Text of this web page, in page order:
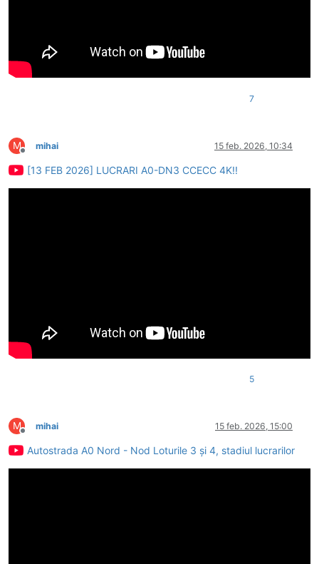
7
M
Deconectat
mihai 15 feb. 2026, 10:34
[13 FEB 2026] LUCRARI A0-DN3 CCECC 4K!!
5
M
Deconectat
mihai 15 feb. 2026, 15:00
Autostrada A0 Nord - Nod Loturile 3 și 4, stadiul lucrarilor